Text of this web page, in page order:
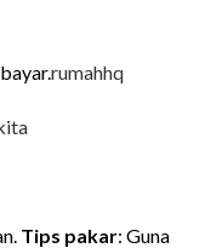
rumahhq
Tips pakar: Guna